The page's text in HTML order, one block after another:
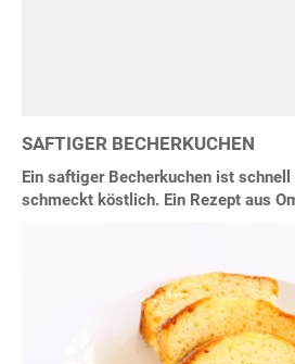
SAFTIGER BECHERKUCHEN
Ein saftiger Becherkuchen ist schnell
schmeckt köstlich. Ein Rezept aus